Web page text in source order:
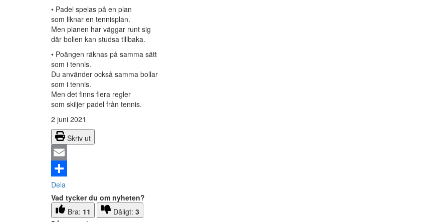
• Padel spelas på en plan
som liknar en tennisplan.
Men planen har väggar runt sig
där bollen kan studsa tillbaka.
• Poängen räknas på samma sätt
som i tennis.
Du använder också samma bollar
som i tennis.
Men det finns flera regler
som skiljer padel från tennis.
2 juni 2021
Skriv ut
Email
Dela
Vad tycker du om nyheten?
Bra: 11 Dåligt: 3